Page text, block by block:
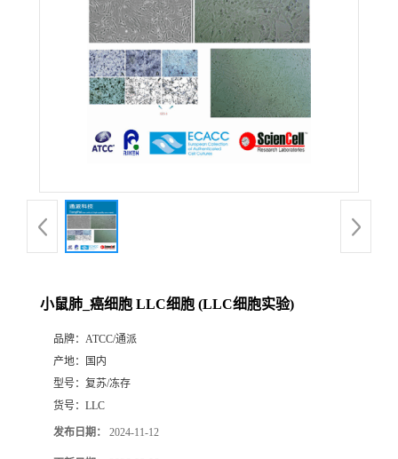
小鼠肺_癌细胞 LLC细胞 (LLC细胞实验)
品牌： ATCC/通派
产地：
国内
型号： 复苏/冻存
货号： LLC
发布日期： 2024-11-12